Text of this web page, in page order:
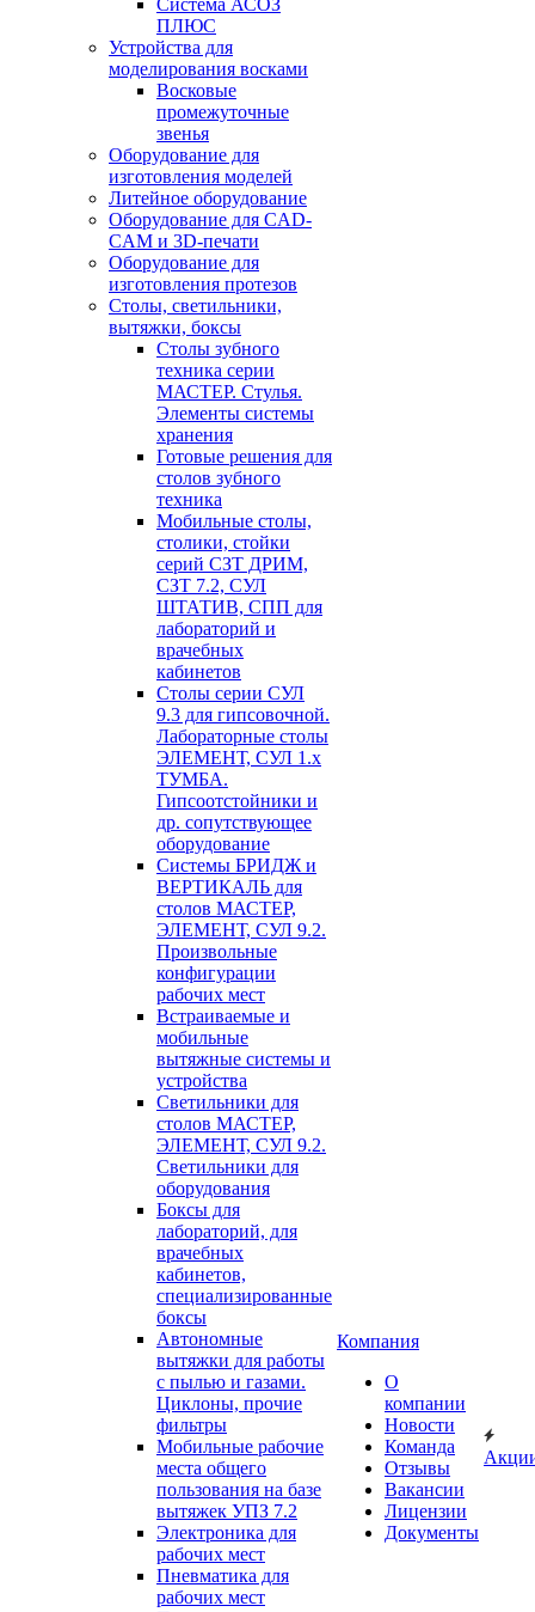
Система АСОЗ
ПЛЮС
Устройства для
моделирования восками
Восковые
промежуточные
звенья
Оборудование для
изготовления моделей
Литейное оборудование
Оборудование для CAD-
CAM и 3D-печати
Оборудование для
изготовления протезов
Cтолы, светильники,
вытяжки, боксы
Столы зубного
техника серии
МАСТЕР. Стулья.
Элементы системы
хранения
Готовые решения для
столов зубного
техника
Мобильные столы,
столики, стойки
серий СЗТ ДРИМ,
СЗТ 7.2, СУЛ
ШТАТИВ, СПП для
лабораторий и
врачебных
кабинетов
Столы серии СУЛ
9.3 для гипсовочной.
Лабораторные столы
ЭЛЕМЕНТ, СУЛ 1.х
ТУМБА.
Гипсоотстойники и
др. сопутствующее
оборудование
Системы БРИДЖ и
ВЕРТИКАЛЬ для
столов МАСТЕР,
ЭЛЕМЕНТ, СУЛ 9.2.
Произвольные
конфигурации
рабочих мест
Встраиваемые и
мобильные
вытяжные системы и
устройства
Светильники для
столов МАСТЕР,
ЭЛЕМЕНТ, СУЛ 9.2.
Светильники для
оборудования
Боксы для
лабораторий, для
врачебных
кабинетов,
специализированные
боксы
Автономные
вытяжки для работы
с пылью и газами.
Циклоны, прочие
фильтры
Мобильные рабочие
места общего
пользования на базе
вытяжек УПЗ 7.2
Электроника для
рабочих мест
Пневматика для
рабочих мест
Компания
О
компании
Новости
Команда
Отзывы
Вакансии
Лицензии
Документы